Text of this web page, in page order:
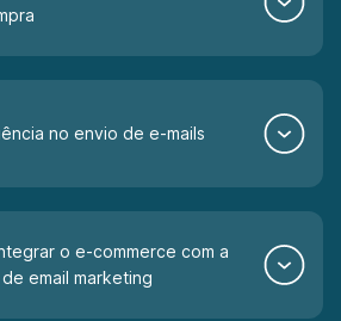
no envio de e-mails
o e-commerce com a
email marketing